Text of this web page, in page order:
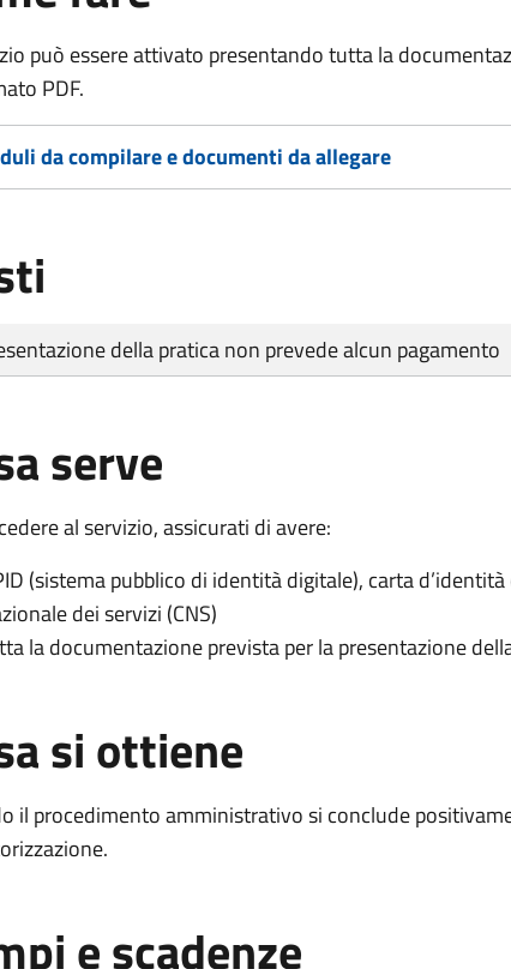
può essere attivato presentando tutta la
PDF.
da compilare e documenti da allegare
pagamentodella pratica non prevede alcun pagamento
serve
al servizio, assicurati di avere:
(sistema pubblico di identità digitale), carta
dei servizi (CNS)
la documentazione prevista per la presentazione
si ottiene
il procedimento amministrativo si conclude
e scadenze